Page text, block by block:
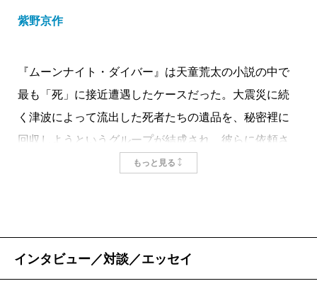
紫野京作
『ムーンナイト・ダイバー』は天童荒太の小説の中で
最も「死」に接近遭遇したケースだった。大震災に続
く津波によって流出した死者たちの遺品を、秘密裡に
回収しようというグループが結成され、彼らに依頼さ
れたダイバーがその任に当たるという設定なのだが、
3・11の海からこんな小説を構想する作家など天童を
もっと見る
インタビュー／対談／エッセイ